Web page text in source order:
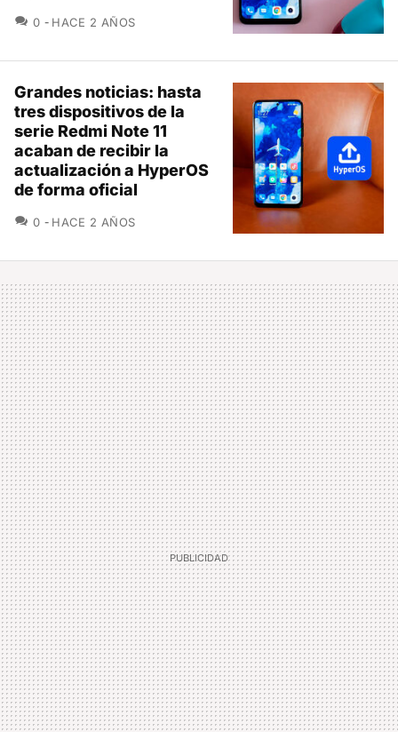
0 COMENTARIOS
HACE 2 AÑOS
Grandes noticias: hasta
tres dispositivos de la
serie Redmi Note 11
acaban de recibir la
actualización a HyperOS
de forma oficial
0 COMENTARIOS
HACE 2 AÑOS